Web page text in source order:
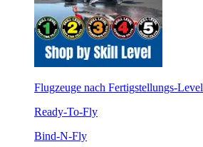
Flugzeuge nach Fertigstellungs-Level
Ready-To-Fly
Bind-N-Fly